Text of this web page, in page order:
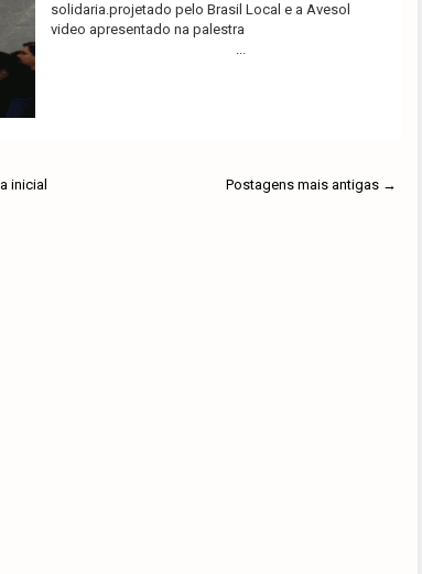
solidaria.projetado pelo Brasil Local e a Avesol
video apresentado na palestra
...
Postagens mais antigas →
inicial